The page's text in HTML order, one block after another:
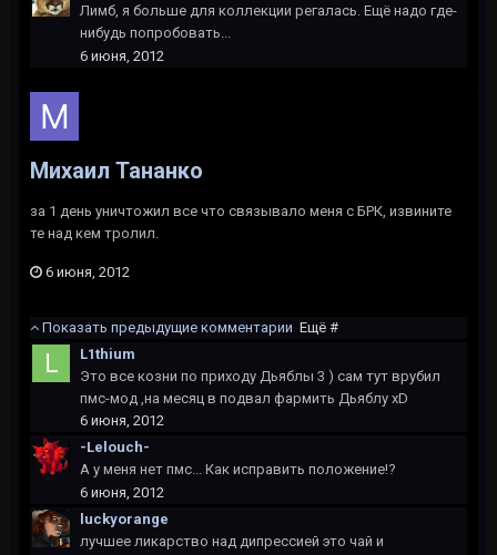
Лимб, я больше для коллекции регалась. Ещё надо где-
нибудь попробовать...
6 июня, 2012
Михаил Тананко
за 1 день уничтожил все что связывало меня с БРК, извините
те над кем тролил.
6 июня, 2012
Показать предыдущие комментарии Ещё #
L1thium
Это все козни по приходу Дьяблы 3 ) сам тут врубил
пмс-мод ,на месяц в подвал фармить Дьяблу xD
6 июня, 2012
-Lelouch-
А у меня нет пмс... Как исправить положение!?
6 июня, 2012
luckyorange
лучшее ликарство над дипрессией это чай и